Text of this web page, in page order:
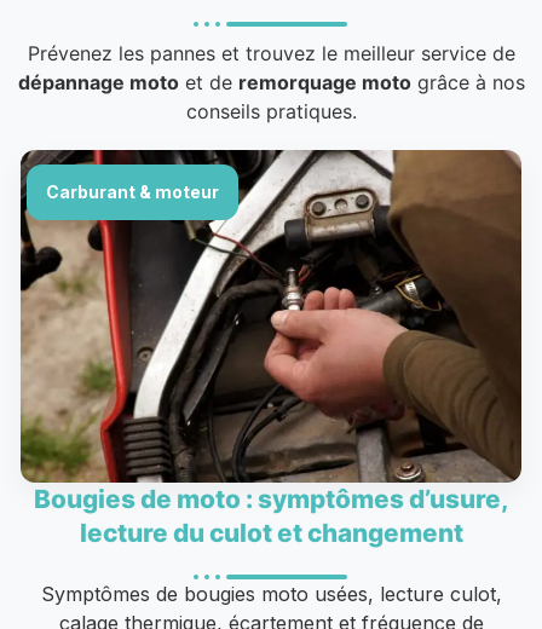
Prévenez les pannes et trouvez le meilleur service de
dépannage motoet de remorquage motogrâce à nos
conseils pratiques.
Carburant & moteur
Bougies de moto : symptômes d’usure,
lecture du culot et changement
Symptômes de bougies moto usées, lecture culot,
calage thermique, écartement et fréquence de